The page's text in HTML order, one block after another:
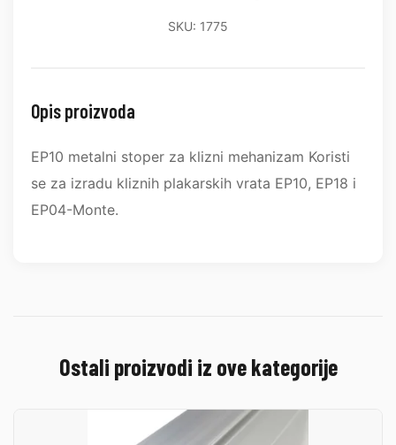
SKU: 1775
Opis proizvoda
EP10 metalni stoper za klizni mehanizam Koristi
se za izradu kliznih plakarskih vrata EP10, EP18 i
EP04-Monte.
Ostali proizvodi iz ove kategorije